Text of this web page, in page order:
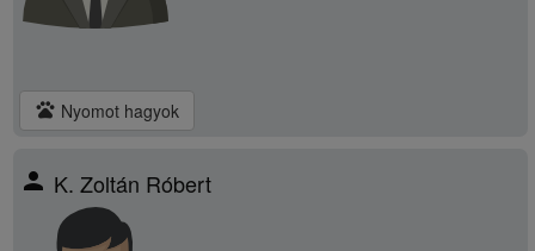
pets Nyomot hagyok
person K. Zoltán Róbert